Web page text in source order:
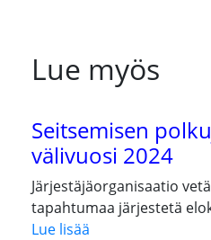
Lue myös
Seitsemisen
välivuosi 2024
Järjestäjäorganisaatio
tapahtumaa järjestetä
Lue lisää